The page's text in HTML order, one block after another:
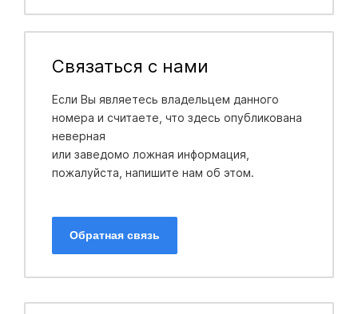
Связаться с нами
Если Вы являетесь владельцем данного
номера и считаете, что здесь опубликована
неверная
или заведомо ложная информация,
пожалуйста, напишите нам об этом.
Обратная связь